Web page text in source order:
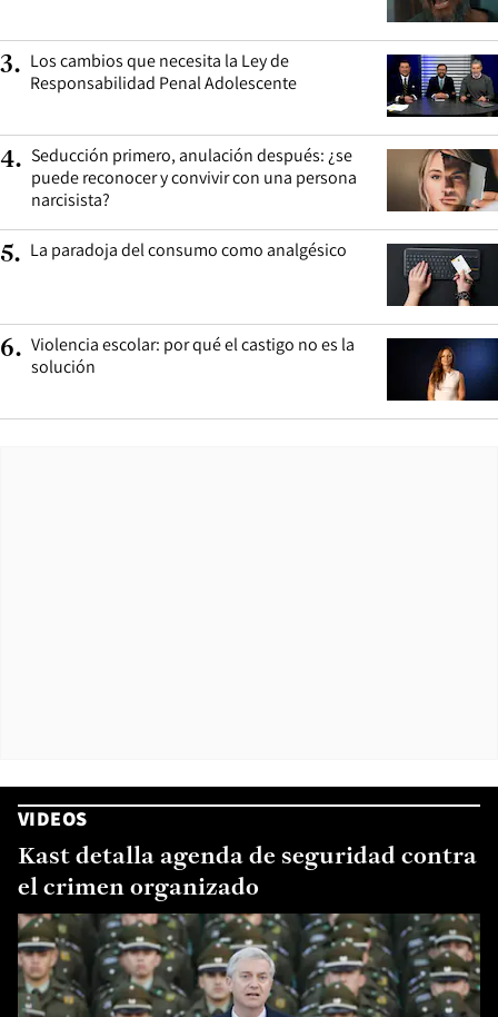
3. Los cambios que necesita la Ley de
Responsabilidad Penal Adolescente
4. Seducción primero, anulación después: ¿se
puede reconocer y convivir con una persona
narcisista?
5. La paradoja del consumo como analgésico
6. Violencia escolar: por qué el castigo no es la
solución
VIDEOS
Kast detalla agenda de seguridad contra
el crimen organizado